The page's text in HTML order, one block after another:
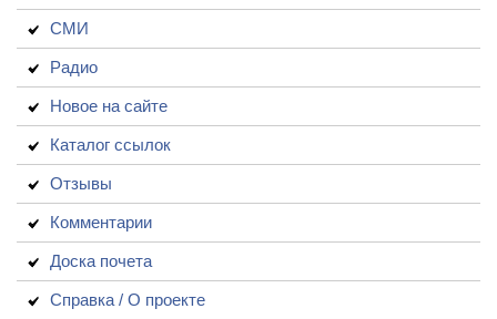
СМИ
Радио
Новое на сайте
Каталог ссылок
Отзывы
Комментарии
Доска почета
Справка / О проекте